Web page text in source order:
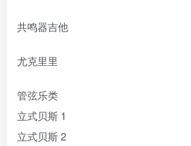
共鸣器吉他
尤克里里
管弦乐类
立式贝斯 1
立式贝斯 2